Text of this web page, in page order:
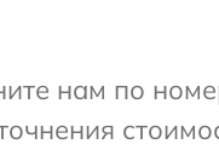
нам по